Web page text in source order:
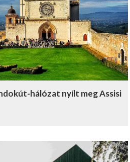
hálózat nyílt meg Assisi